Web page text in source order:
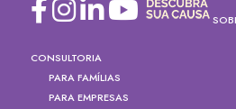
CONSULTORIA
PARA FAMÍLIAS
PARA EMPRESAS